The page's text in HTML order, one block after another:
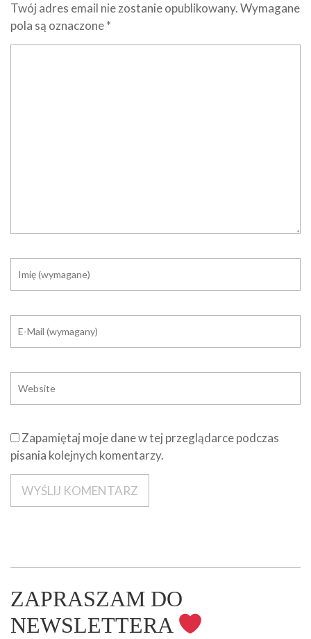
Twój adres email nie zostanie opublikowany.Wymagane
pola są oznaczone*
Zapamiętaj moje dane w tej przeglądarce podczas
pisania kolejnych komentarzy.
ZAPRASZAM DO
NEWSLETTERA